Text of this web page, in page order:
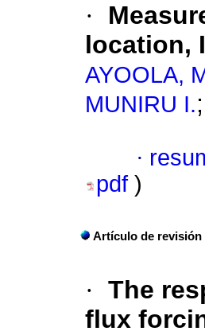
·
location,
AYOOLA,
MUNIRU I.;
·
pdf )
Artículo de revisión
· The
flux